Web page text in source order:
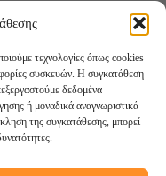
τεχνολογίες όπως cookies
συσκευών. Η συγκατάθεση
δεδομένα
ή μοναδικά αναγνωριστικά
της συγκατάθεσης, μπορεί